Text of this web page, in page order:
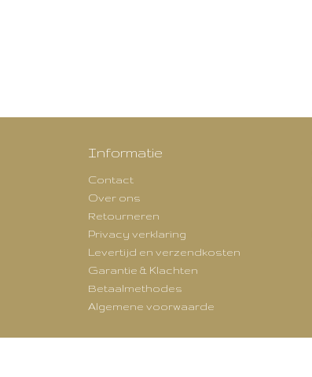
Informatie
Contact
Over ons
Retourneren
Privacy verklaring
Levertijd en verzendkosten
Garantie & Klachten
Betaalmethodes
Algemene voorwaarde